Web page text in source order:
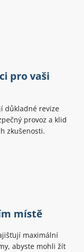
pro vaši
důkladné revize
provoz a klid
zkušenosti.
místě
maximální
abyste mohli žít